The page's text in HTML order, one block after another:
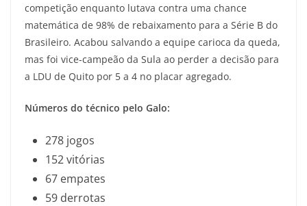
competição enquanto lutava contra uma chance
matemática de 98% de rebaixamento para a Série B do
Brasileiro. Acabou salvando a equipe carioca da queda,
mas foi vice-campeão da Sula ao perder a decisão para
a LDU de Quito por 5 a 4 no placar agregado.
Números do técnico pelo Galo:
278 jogos
152 vitórias
67 empates
59 derrotas